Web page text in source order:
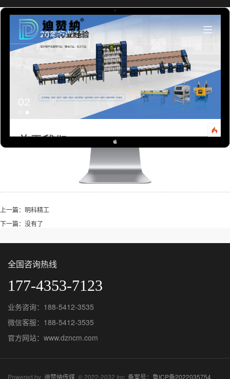
上一篇：明科精工
下一篇：没有了
全国咨询热线
177-4353-7123
业务咨询：188-5412-3535
微信客服：188-5412-3535
官方网站：www.dzncm.com
Powered by 迪赞纳传媒 © 2022-2032 Inc. 备案号：鲁ICP备2022035754